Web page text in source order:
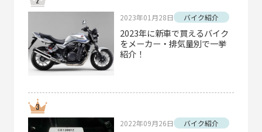
2023年01月28日 バイク紹介
2023年に新車で買えるバイク
をメーカー・排気量別で一挙
紹介！
2022年09月26日 バイク紹介